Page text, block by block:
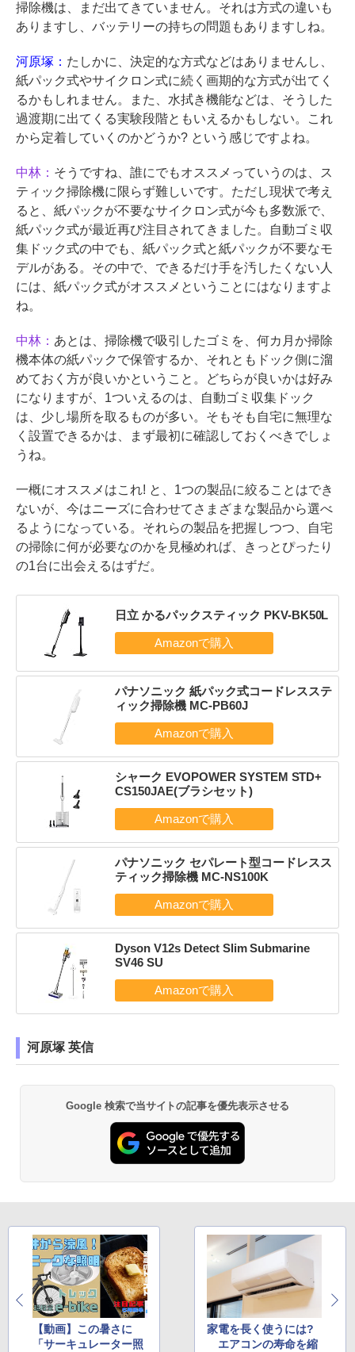
掃除機は、まだ出てきていません。それは方式の違いも
ありますし、バッテリーの持ちの問題もありますしね。
河原塚： たしかに、決定的な方式などはありませんし、
紙パック式やサイクロン式に続く画期的な方式が出てく
るかもしれません。また、水拭き機能などは、そうした
過渡期に出てくる実験段階ともいえるかもしない。これ
から定着していくのかどうか? という感じですよね。
中林： そうですね、誰にでもオススメっていうのは、ス
ティック掃除機に限らず難しいです。ただし現状で考え
ると、紙パックが不要なサイクロン式が今も多数派で、
紙パック式が最近再び注目されてきました。自動ゴミ収
集ドック式の中でも、紙パック式と紙パックが不要なモ
デルがある。その中で、できるだけ手を汚したくない人
には、紙パック式がオススメということにはなりますよ
ね。
中林： あとは、掃除機で吸引したゴミを、何カ月か掃除
機本体の紙パックで保管するか、それともドック側に溜
めておく方が良いかということ。どちらが良いかは好み
になりますが、1ついえるのは、自動ゴミ収集ドック
は、少し場所を取るものが多い。そもそも自宅に無理な
く設置できるかは、まず最初に確認しておくべきでしょ
うね。
一概にオススメはこれ! と、1つの製品に絞ることはでき
ないが、今はニーズに合わせてさまざまな製品から選べ
るようになっている。それらの製品を把握しつつ、自宅
の掃除に何が必要なのかを見極めれば、きっとぴったり
の1台に出会えるはずだ。
日立 かるパックスティック PKV-BK50L
パナソニック 紙パック式コードレスステ
ィック掃除機 MC-PB60J
シャーク EVOPOWER SYSTEM STD+
CS150JAE(ブラシセット)
パナソニック セパレート型コードレスス
ティック掃除機 MC-NS100K
Dyson V12s Detect Slim Submarine
SV46 SU
河原塚 英信
Google 検索で当サイトの記事を優先表示させる
【動画】この暑さに
「サーキュレーター照
家電を長く使うには?
エアコンの寿命を縮